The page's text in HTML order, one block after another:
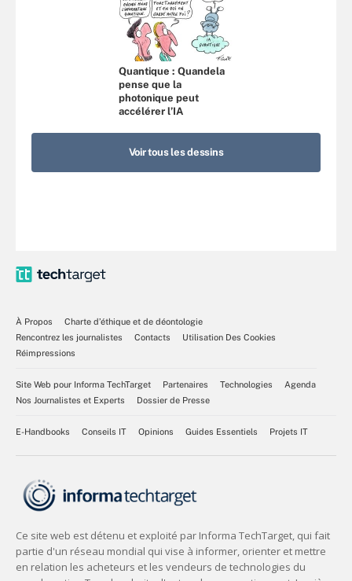
Quantique : Quandela
pense que la
photonique peut
accélérer l’IA
Voir tous les dessins
À Propos
Charte d’éthique et de déontologie
Rencontrez les journalistes
Contacts
Utilisation Des Cookies
Réimpressions
Site Web pour Informa TechTarget Partenaires Technologies
Agenda
Nos Journalistes et Experts
Dossier de Presse
E-Handbooks Conseils IT Opinions Guides Essentiels Projets IT